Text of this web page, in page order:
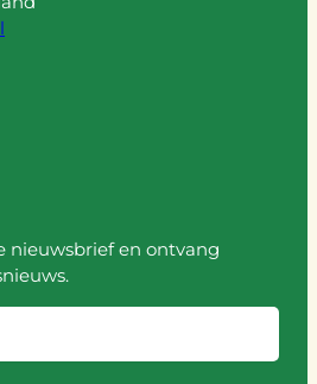
nieuwsbrief en ontvang